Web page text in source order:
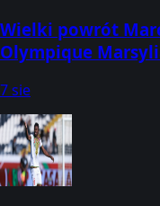
Wielki powrót
Olympique
7 sie